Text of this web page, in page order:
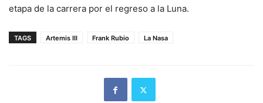
etapa de la carrera por el regreso a la Luna.
TAGS Artemis III Frank Rubio La Nasa